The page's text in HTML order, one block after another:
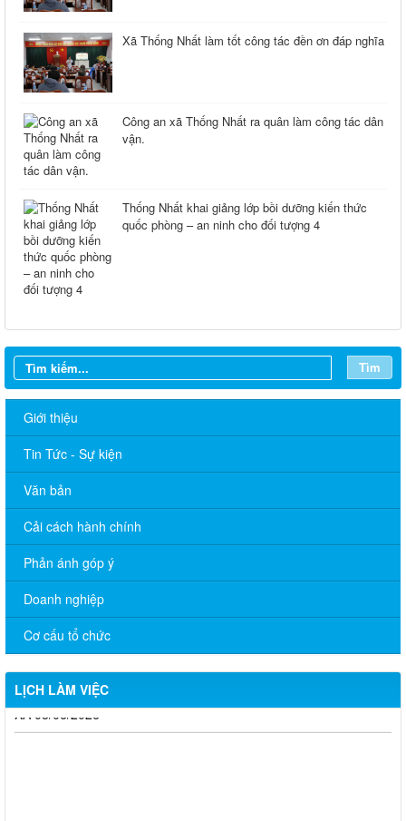
Xã Thống Nhất làm tốt công tác đền ơn đáp nghĩa
Công an xã Thống Nhất ra quân làm công tác dân
vận.
Thống Nhất khai giảng lớp bồi dưỡng kiến thức
quốc phòng – an ninh cho đối tượng 4
Tìm
Giới thiệu
Tin Tức - Sự kiện
Văn bản
Cải cách hành chính
Phản ánh góp ý
Doanh nghiệp
Cơ cấu tổ chức
LỊCH LÀM VIỆC
THÔNG BÁO LỊCH LÀM VIỆC TUẦN CỦA ỦY BAN NHÂN DÂN
XÃ 06/07/2026
THÔNG BÁO LỊCH LÀM VIỆC TUẦN CỦA ỦY BAN NHÂN DÂN
XÃ 29/06/2026
THÔNG BÁO LỊCH LÀM VIỆC TUẦN CỦA ỦY BAN NHÂN DÂN
XÃ 15/06/2026
THÔNG BÁO LỊCH LÀM VIỆC TUẦN CỦA ỦY BAN NHÂN DÂN
XÃ 08/06/2026